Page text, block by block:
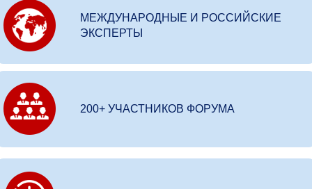
МЕЖДУНАРОДНЫЕ И РОССИЙСКИЕ
ЭКСПЕРТЫ
200+ УЧАСТНИКОВ ФОРУМА